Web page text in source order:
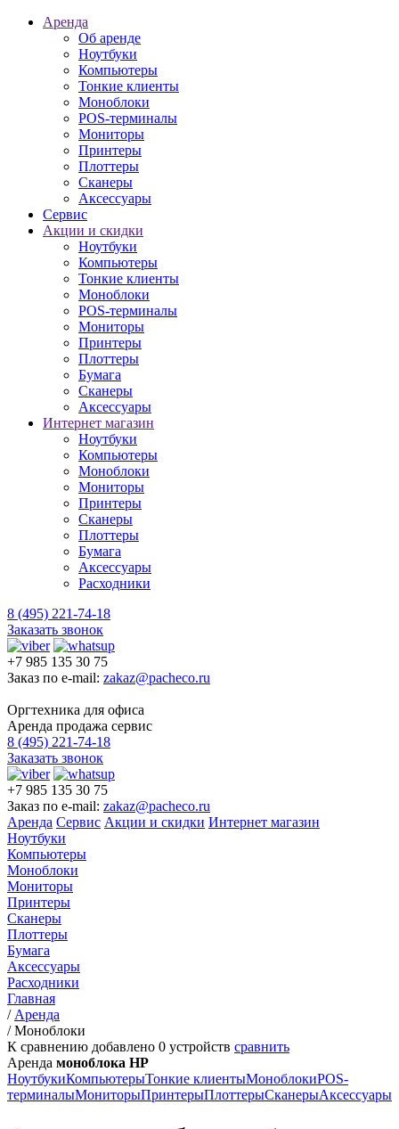
Аренда
Об аренде
Ноутбуки
Компьютеры
Тонкие клиенты
Моноблоки
POS-терминалы
Мониторы
Принтеры
Плоттеры
Сканеры
Аксессуары
Сервис
Акции и скидки
Ноутбуки
Компьютеры
Тонкие клиенты
Моноблоки
POS-терминалы
Мониторы
Принтеры
Плоттеры
Бумага
Сканеры
Аксессуары
Интернет магазин
Ноутбуки
Компьютеры
Моноблоки
Мониторы
Принтеры
Сканеры
Плоттеры
Бумага
Аксессуары
Расходники
8 (495) 221-74-18
Заказать звонок
+7 985 135 30 75
Заказ по e-mail: zakaz@pacheco.ru
Оргтехника для офиса
Аренда продажа сервис
8 (495) 221-74-18
Заказать звонок
+7 985 135 30 75
Заказ по e-mail: zakaz@pacheco.ru
Аренда Сервис Акции и скидки Интернет магазин
Ноутбуки
Компьютеры
Моноблоки
Мониторы
Принтеры
Сканеры
Плоттеры
Бумага
Аксессуары
Расходники
Главная
/ Аренда
/Моноблоки
К сравнению добавлено 0 устройств сравнить
Аренда моноблока HP
НоутбукиКомпьютерыТонкие клиентыМоноблокиPOS-
терминалыМониторыПринтерыПлоттерыСканерыАксессуары